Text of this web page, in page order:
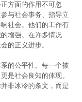
方面的作用不可忽
与社会事务、指导立
社会。他们的工作有
增强。在许多情况
的正义进步。
的公平性。每一个被
是社会良知的体现。
非冰冷的条文，而是